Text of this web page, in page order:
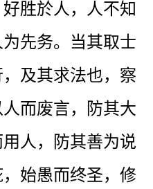
胜於人，人不知
先务。当其取士
及其求法也，察
而废言，防其大
人，防其善为说
始愚而终圣，修